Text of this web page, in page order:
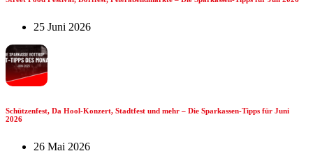
25 Juni 2026
Schützenfest, Da Hool-Konzert, Stadtfest und mehr – Die Sparkassen-Tipps für Juni
2026
26 Mai 2026